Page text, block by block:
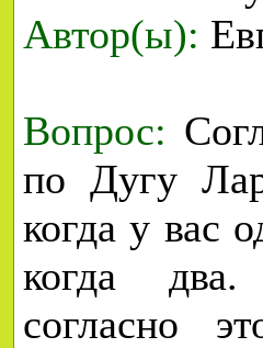
Автор(ы):
Вопрос:
по Дугу
когда у вас
когда
согласно